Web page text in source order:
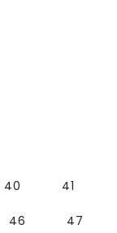
40 41
46 47